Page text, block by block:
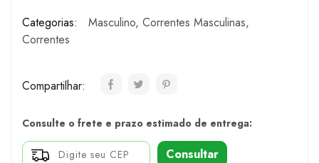
Categorias:
Masculino, Correntes Masculinas,
Correntes
Compartilhar:
Consulte o frete e prazo estimado de entrega:
Consultar